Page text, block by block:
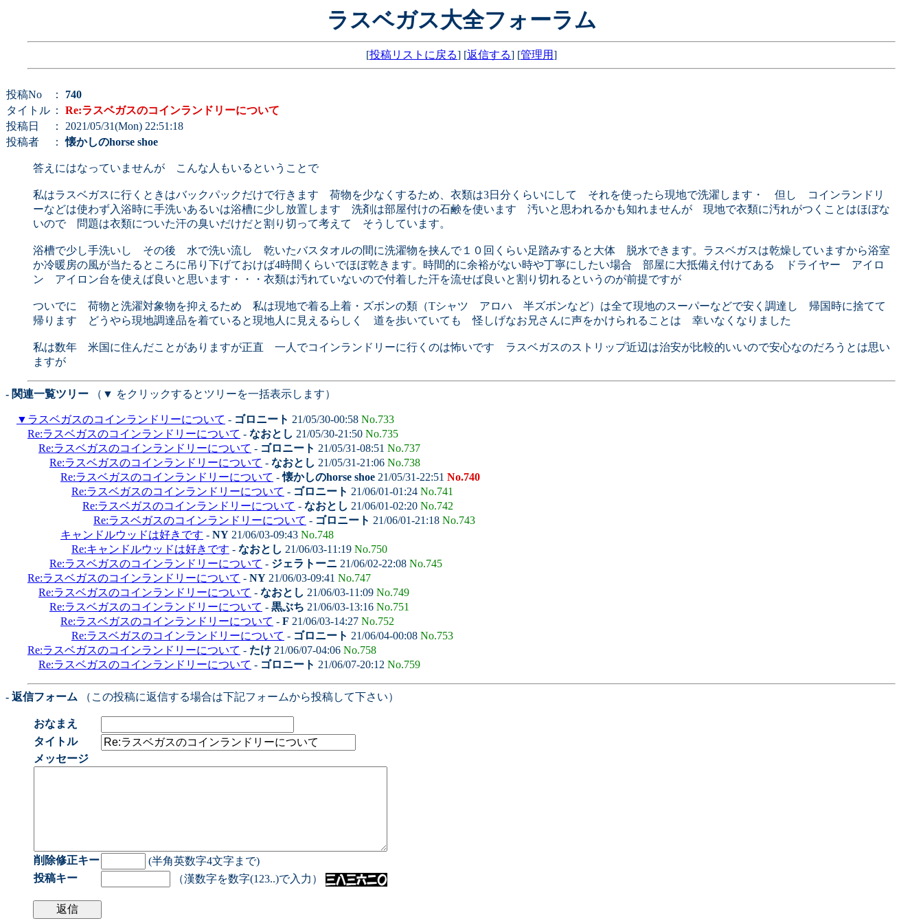
ラスベガス大全フォーラム
[投稿リストに戻る] [返信する] [管理用]
投稿No ： 740
タイトル ： Re:ラスベガスのコインランドリーについて
投稿日
： 2021/05/31(Mon) 22:51:18
投稿者
：懐かしのhorse shoe
答えにはなっていませんが こんな人もいるということで
私はラスベガスに行くときはバックパックだけで行きます 荷物を少なくするため、衣類は3日分くらいにして それを使ったら現地で洗濯します・ 但し コインランドリ
ーなどは使わず入浴時に手洗いあるいは浴槽に少し放置します 洗剤は部屋付けの石鹸を使います 汚いと思われるかも知れませんが 現地で衣類に汚れがつくことはほぼな
いので 問題は衣類についた汗の臭いだけだと割り切って考えて そうしています。
浴槽で少し手洗いし その後 水で洗い流し 乾いたバスタオルの間に洗濯物を挟んで１０回くらい足踏みすると大体 脱水できます。ラスベガスは乾燥していますから浴室
か冷暖房の風が当たるところに吊り下げておけば4時間くらいでほぼ乾きます。時間的に余裕がない時や丁寧にしたい場合 部屋に大抵備え付けてある ドライヤー アイロ
ン アイロン台を使えば良いと思います・・・衣類は汚れていないので付着した汗を流せば良いと割り切れるというのが前提ですが
ついでに 荷物と洗濯対象物を抑えるため 私は現地で着る上着・ズボンの類（Tシャツ アロハ 半ズボンなど）は全て現地のスーパーなどで安く調達し 帰国時に捨てて
帰ります どうやら現地調達品を着ていると現地人に見えるらしく 道を歩いていても 怪しげなお兄さんに声をかけられることは 幸いなくなりました
私は数年 米国に住んだことがありますが正直 一人でコインランドリーに行くのは怖いです ラスベガスのストリップ近辺は治安が比較的いいので安心なのだろうとは思い
ますが
- 関連一覧ツリー （▼ をクリックするとツリーを一括表示します）
▼ ラスベガスのコインランドリーについて - ゴロニート 21/05/30-00:58 No.733
Re:ラスベガスのコインランドリーについて - なおとし 21/05/30-21:50 No.735
Re:ラスベガスのコインランドリーについて - ゴロニート 21/05/31-08:51 No.737
Re:ラスベガスのコインランドリーについて - なおとし 21/05/31-21:06 No.738
Re:ラスベガスのコインランドリーについて -懐かしのhorse shoe 21/05/31-22:51 No.740
Re:ラスベガスのコインランドリーについて - ゴロニート 21/06/01-01:24 No.741
Re:ラスベガスのコインランドリーについて - なおとし 21/06/01-02:20 No.742
Re:ラスベガスのコインランドリーについて - ゴロニート 21/06/01-21:18 No.743
キャンドルウッドは好きです - NY 21/06/03-09:43 No.748
Re:キャンドルウッドは好きです - なおとし 21/06/03-11:19 No.750
Re:ラスベガスのコインランドリーについて - ジェラトーニ 21/06/02-22:08 No.745
Re:ラスベガスのコインランドリーについて - NY 21/06/03-09:41 No.747
Re:ラスベガスのコインランドリーについて - なおとし 21/06/03-11:09 No.749
Re:ラスベガスのコインランドリーについて - 黒ぶち 21/06/03-13:16 No.751
Re:ラスベガスのコインランドリーについて - F 21/06/03-14:27 No.752
Re:ラスベガスのコインランドリーについて - ゴロニート 21/06/04-00:08 No.753
Re:ラスベガスのコインランドリーについて - たけ 21/06/07-04:06 No.758
Re:ラスベガスのコインランドリーについて - ゴロニート 21/06/07-20:12 No.759
- 返信フォーム （この投稿に返信する場合は下記フォームから投稿して下さい）
おなまえ
タイトル
メッセージ
削除修正キー
(半角英数字4文字まで)
投稿キー
（漢数字を数字(123..)で入力）